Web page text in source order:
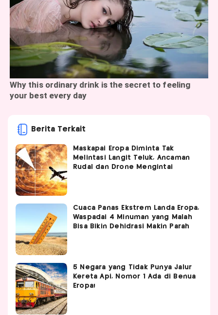
Berita Terkait
Maskapai Eropa Diminta Tak
Melintasi Langit Teluk, Ancaman
Rudal dan Drone Mengintai
Cuaca Panas Ekstrem Landa Eropa,
Waspadai 4 Minuman yang Malah
Bisa Bikin Dehidrasi Makin Parah
5 Negara yang Tidak Punya Jalur
Kereta Api, Nomor 1 Ada di Benua
Eropa!